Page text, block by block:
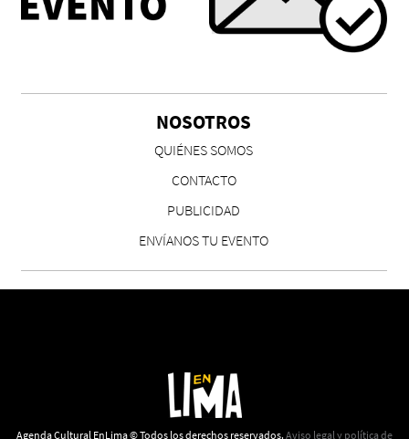
NOSOTROS
QUIÉNES SOMOS
CONTACTO
PUBLICIDAD
ENVÍANOS TU EVENTO
Agenda Cultural EnLima © Todos los derechos reservados. Aviso legal y política de